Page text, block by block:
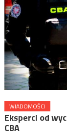
WIADOMOŚCI
Eksperci od
CBA